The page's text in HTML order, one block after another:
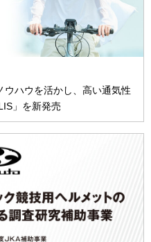
ウハウを活かし、高い通気性
」を新発売